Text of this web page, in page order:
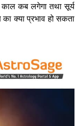
काल कब लगेगा तथा सूर्य
क्या प्रभाव हो सकता